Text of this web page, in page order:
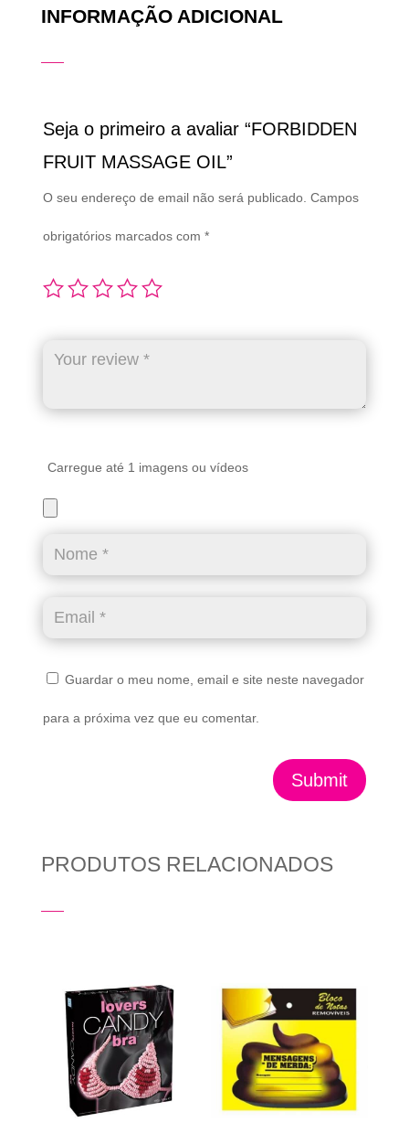
INFORMAÇÃO ADICIONAL
Seja o primeiro a avaliar “FORBIDDEN
FRUIT MASSAGE OIL”
O seu endereço de email não será publicado. Campos
obrigatórios marcados com *
Carregue até 1 imagens ou vídeos
Guardar o meu nome, email e site neste navegador
para a próxima vez que eu comentar.
Submit
PRODUTOS RELACIONADOS